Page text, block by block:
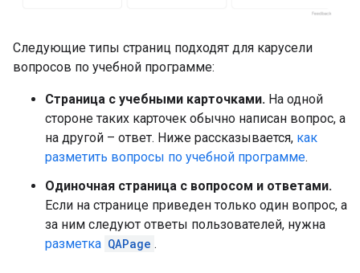
Следующие типы страниц подходят для карусели
вопросов по учебной программе:
Страница с учебными карточками. На одной
стороне таких карточек обычно написан вопрос, а
на другой – ответ. Ниже рассказывается, как
разметить вопросы по учебной программе.
Одиночная страница с вопросом и ответами.
Если на странице приведен только один вопрос, а
за ним следуют ответы пользователей, нужна
разметка QAPage .